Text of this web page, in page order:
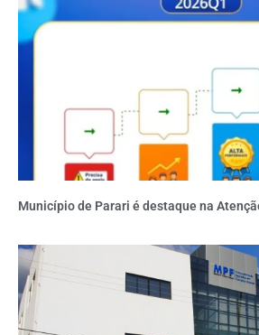
Município de Parari é destaque na